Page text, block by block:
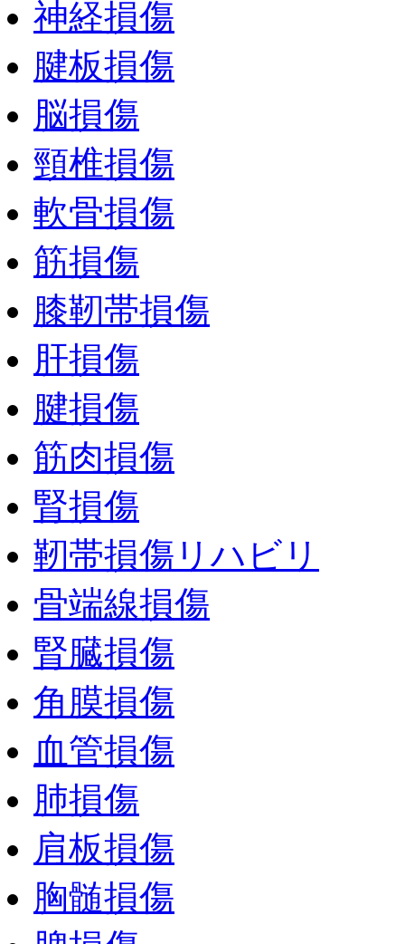
神経損傷
腱板損傷
脳損傷
頸椎損傷
軟骨損傷
筋損傷
膝靭帯損傷
肝損傷
腱損傷
筋肉損傷
腎損傷
靭帯損傷リハビリ
骨端線損傷
腎臓損傷
角膜損傷
血管損傷
肺損傷
肩板損傷
胸髄損傷